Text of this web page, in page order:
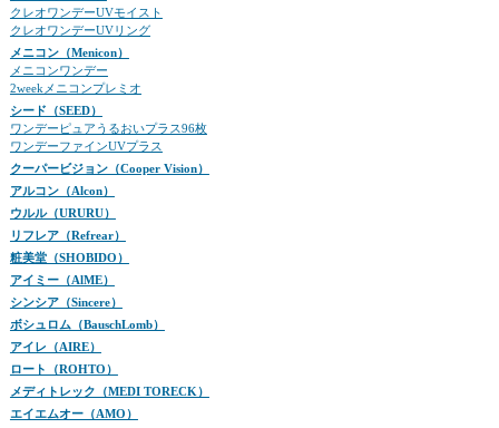
クレオワンデーUVモイスト
クレオワンデーUVリング
メニコン（Menicon）
メニコンワンデー
2weekメニコンプレミオ
シード（SEED）
ワンデーピュアうるおいプラス96枚
ワンデーファインUVプラス
クーパービジョン（Cooper Vision）
アルコン（Alcon）
ウルル（URURU）
リフレア（Refrear）
粧美堂（SHOBIDO）
アイミー（AlME）
シンシア（Sincere）
ボシュロム（BauschLomb）
アイレ（AIRE）
ロート（ROHTO）
メディトレック（MEDI TORECK）
エイエムオー（AMO）